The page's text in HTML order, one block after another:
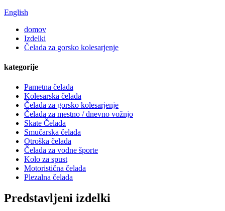
English
domov
Izdelki
Čelada za gorsko kolesarjenje
kategorije
Pametna čelada
Kolesarska čelada
Čelada za gorsko kolesarjenje
Čelada za mestno / dnevno vožnjo
Skate Čelada
Smučarska čelada
Otroška čelada
Čelada za vodne športe
Kolo za spust
Motoristična čelada
Plezalna čelada
Predstavljeni izdelki